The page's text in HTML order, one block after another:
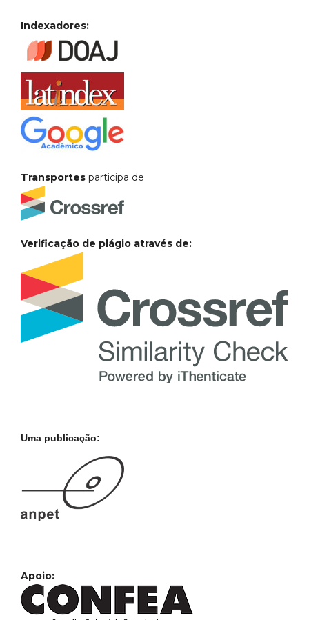
Indexadores:
Transportes participa de
Verificação de plágio através de:
Uma publicação:
Apoio: